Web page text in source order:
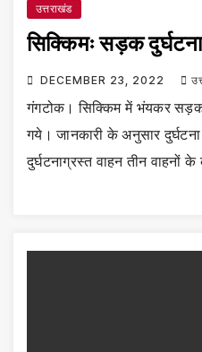
उत्तराखंड
सिक्किमः सड़क
DECEMBER 23, 2022
गंगटोक। सिक्किम में भंयकर सड़क
गये। जानकारी के अनुसार दुर्घटना
दुर्घटनाग्रस्त वाहन तीन वाहनों